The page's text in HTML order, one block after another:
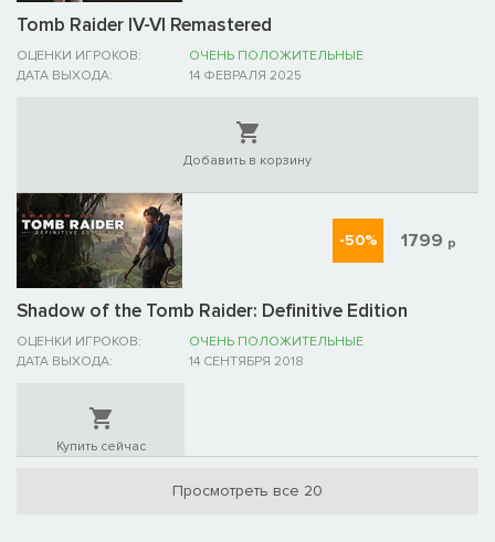
Tomb Raider IV-VI Remastered
ОЦЕНКИ ИГРОКОВ:
ОЧЕНЬ ПОЛОЖИТЕЛЬНЫЕ
ДАТА ВЫХОДА:
14 ФЕВРАЛЯ 2025
Добавить в корзину
Shadow of the Tomb Raider: Definitive Edition
ОЦЕНКИ ИГРОКОВ:
ОЧЕНЬ ПОЛОЖИТЕЛЬНЫЕ
ДАТА ВЫХОДА:
14 СЕНТЯБРЯ 2018
-50% 1799 р
Купить сейчас
Просмотреть все 20